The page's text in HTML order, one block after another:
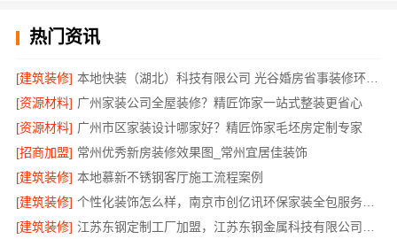
热门资讯
[建筑装修]
本地快装（湖北）科技有限公司 光谷婚房省事装修环保整装服务
[资源材料] 广州家装公司全屋装修？精匠饰家一站式整装更省心
[资源材料] 广州市区家装设计哪家好？精匠饰家毛坯房定制专家
[招商加盟] 常州优秀新房装修效果图_常州宜居佳装饰
[建筑装修] 本地慕新不锈钢客厅施工流程案例
[建筑装修]
个性化装饰怎么样，南京市创亿讯环保家装全包服务解析
[建筑装修]